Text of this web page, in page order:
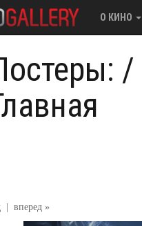
О КИНО
/
вперед »